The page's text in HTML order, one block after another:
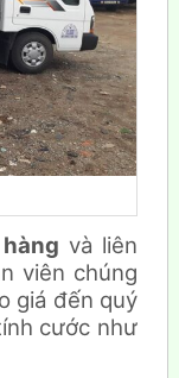
và liên
viên chúng
giá đến quý
cước như